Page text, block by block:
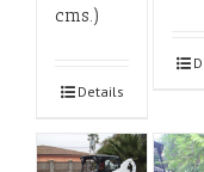
cms.)
Details